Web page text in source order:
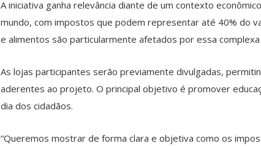
A iniciativa ganha relevância diante de um contexto
mundo, com impostos que podem representar até 40% do
e alimentos são particularmente afetados por essa
As lojas participantes serão previamente divulgadas,
aderentes ao projeto. O principal objetivo é promover
dia dos cidadãos.
“Queremos mostrar de forma clara e objetiva como os